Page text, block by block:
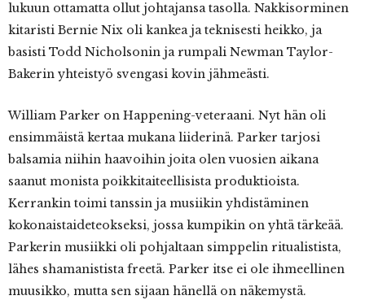
lukuun ottamatta ollut johtajansa tasolla. Nakkisorminen
kitaristi Bernie Nix oli kankea ja teknisesti heikko, ja
basisti Todd Nicholsonin ja rumpali Newman Taylor-
Bakerin yhteistyö svengasi kovin jähmeästi.
William Parker on Happening-veteraani. Nyt hän oli
ensimmäistä kertaa mukana liiderinä. Parker tarjosi
balsamia niihin haavoihin joita olen vuosien aikana
saanut monista poikkitaiteellisista produktioista.
Kerrankin toimi tanssin ja musiikin yhdistäminen
kokonaistaideteokseksi, jossa kumpikin on yhtä tärkeää.
Parkerin musiikki oli pohjaltaan simppelin ritualistista,
lähes shamanistista freetä. Parker itse ei ole ihmeellinen
muusikko, mutta sen sijaan hänellä on näkemystä.